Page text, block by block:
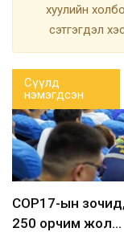
хуулийн
сэтгэгдэл
Сүүлд
нэмэгдсэн
COP17-ын зочид,
250 орчим жол...